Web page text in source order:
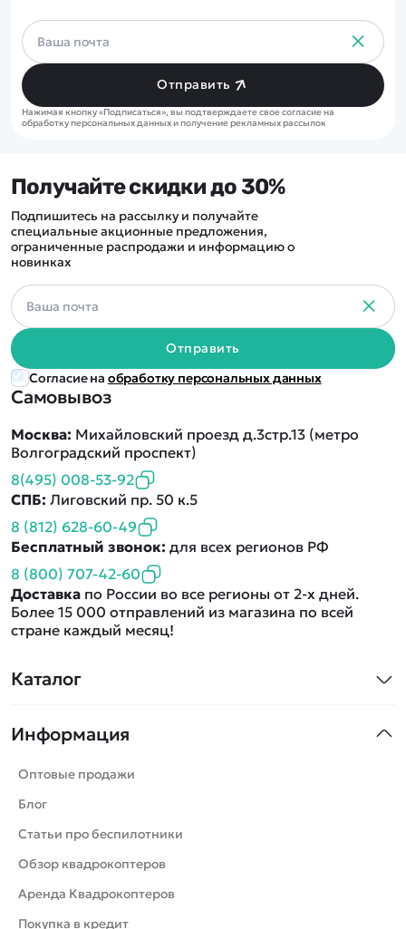
Отправить
Нажимая кнопку «Подписаться», вы подтверждаете свое согласие на
обработку персональных данных и получение рекламных рассылок
Каталог
Машинки
Танки
Вертолеты
Катера
Роботы
Самолеты
Сборные модели
Информация
Оптовые продажи
Блог
Статьи про беспилотники
Обзор квадрокоптеров
Аренда Квадрокоптеров
Покупка в кредит
Самовывоз
Москва: Михайловский проезд д.3стр.13 (метро
Волгоградский проспект)
8(495) 008-53-92
СПБ: Лиговский пр. 50 к.5
8 (812) 628-60-49
Бесплатный звонок: для всех регионов РФ
8 (800) 707-42-60
Доставка по России во все регионы от 2-х дней.
Более 15 000 отправлений из магазина по всей
стране каждый месяц!
Получайте скидки до 30%
Подпишитесь на рассылку и получайте
специальные акционные предложения,
ограниченные распродажи и информацию о
новинках
Отправить
Согласие на обработку персональных данных